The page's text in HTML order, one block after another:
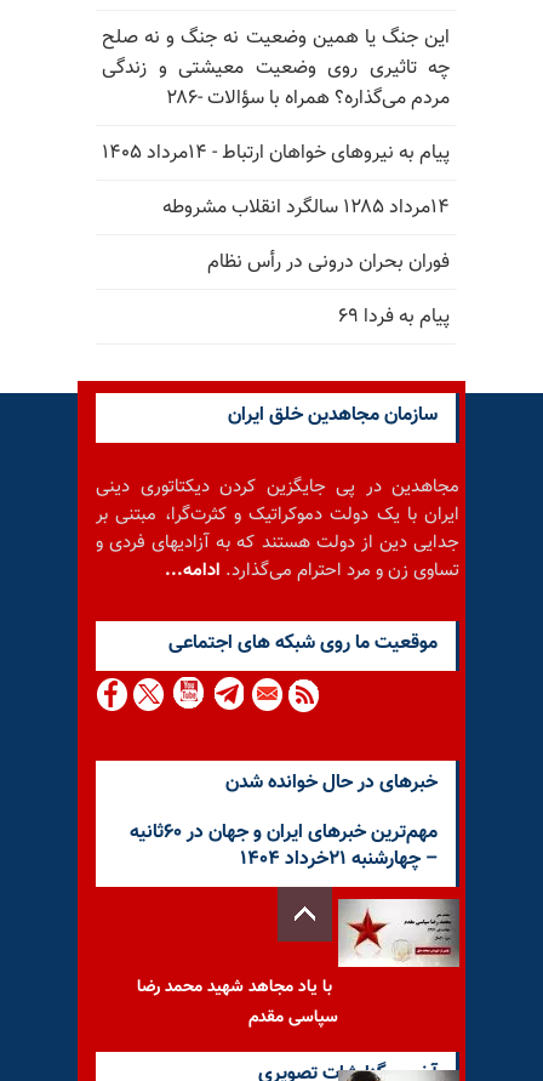
این جنگ یا همین وضعیت نه جنگ و نه صلح
چه تاثیری روی وضعیت معیشتی و زندگی
مردم می‌گذاره؟ همراه با سؤالات -۲۸۶
پیام به نیروهای خواهان ارتباط - ۱۴مرداد ۱۴۰۵
۱۴مرداد ۱۲۸۵ سالگرد انقلاب مشروطه
فوران بحران درونی در رأس نظام
پیام به فردا ۶۹
سازمان مجاهدین خلق ایران
مجاهدین در پی جایگزین کردن دیکتاتوری دینی
ایران با یک دولت دموکراتیک و کثرت‌گرا، مبتنی بر
جدایی دین از دولت هستند که به آزادیهای فردی و
تساوی زن و مرد احترام می‌گذارد. ادامه...
موقعيت ما روى شبكه هاى اجتماعى
خبرهای در حال خوانده شدن
مهم‌ترین خبرهای ایران و جهان در ۶۰ثانیه
– چهار‌شنبه ۲۱خرداد ۱۴۰۴
با یاد مجاهد شهید محمد رضا
سپاسی مقدم
آخرین گزارشات تصویری